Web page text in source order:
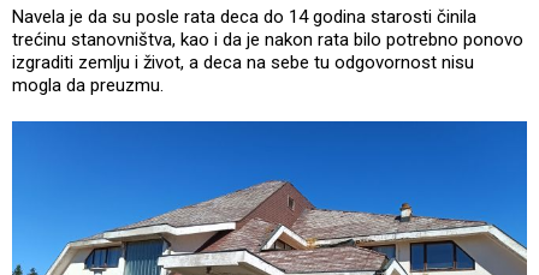
Navela je da su posle rata deca do 14 godina starosti činila
trećinu stanovništva, kao i da je nakon rata bilo potrebno ponovo
izgraditi zemlju i život, a deca na sebe tu odgovornost nisu
mogla da preuzmu.